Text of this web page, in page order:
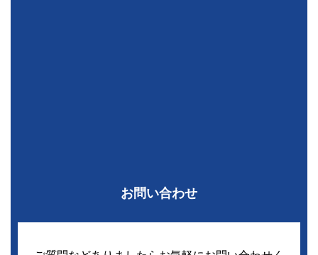
お問い合わせ